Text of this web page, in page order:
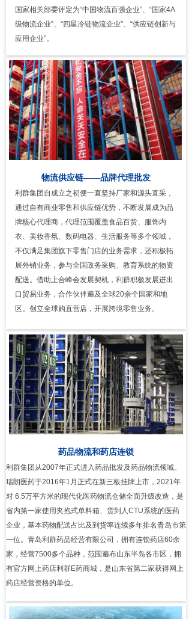
物流供应链——品牌代理批发
利群集团自成立之初便一直坚持厂家和源头直采，
通过自有商业零售和供应链优势，不断发展成为品
牌核心代理商，代理范围覆盖食品百货、服饰内
衣、美妆香氛、数码电器、生活服务等多个领域，
不仅满足集团旗下零售门店的业务需求，还积极拓
展外销业务，参与全国政务采购、教育系统的物资
配送。借助上合峰会发展契机，利群积极发展进出
口贸易业务，合作伙伴遍及全球20余个国家和地
区。创立全球购直营店，开展跨境零售业务。
药品物流和药店连锁
利群集团从2007年正式进入药品批发及药品物流领域。
瑞朗医药于2016年1月正式在新三板挂牌上市，2021年
对 6.5万平方米的现代化医药物流仓储全面升级改造，是
省内第一家使用夹抱式单料箱、货到人CTU系统的医药
企业，基本药物配送占比及到货率连续多年排名青岛市第
一位。青岛利群药品经营有限公司，拥有连锁药店60余
家，经营7500多个品种，范围遍布山东半岛各市区，拥
有官方网上药店利群E药商城，是山东省第二家获得网上
药店经营资格的单位。
国家相关部委评定为“中国物流百强企业”、“国家4A
级物流企业”、“四星冷链物流企业”、“供应链创新与
应用企业”。